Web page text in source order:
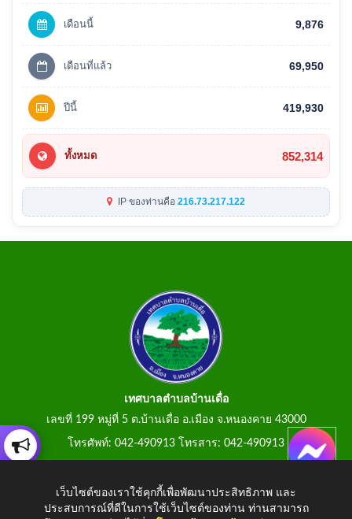
เดือนนี้ 9,876
เดือนที่แล้ว 69,950
ปีนี้ 419,930
ทั้งหมด 852,314
IP ของท่านคือ 216.73.217.122
เทศบาลตำบลบ้านเดื่อ
เลขที่ 199 หมู่ที่ 5 ต.บ้านเดื่อ อ.เมือง จ.หนองคาย 43000
โทรศัพท์: 042-490913 โทรสาร: 042-490913
เว็บไซต์ของเราใช้คุกกี้เพื่อพัฒนาประสิทธิภาพ และ
ประสบการณ์ที่ดีในการใช้เว็บไซต์ของท่าน ท่านสามารถ